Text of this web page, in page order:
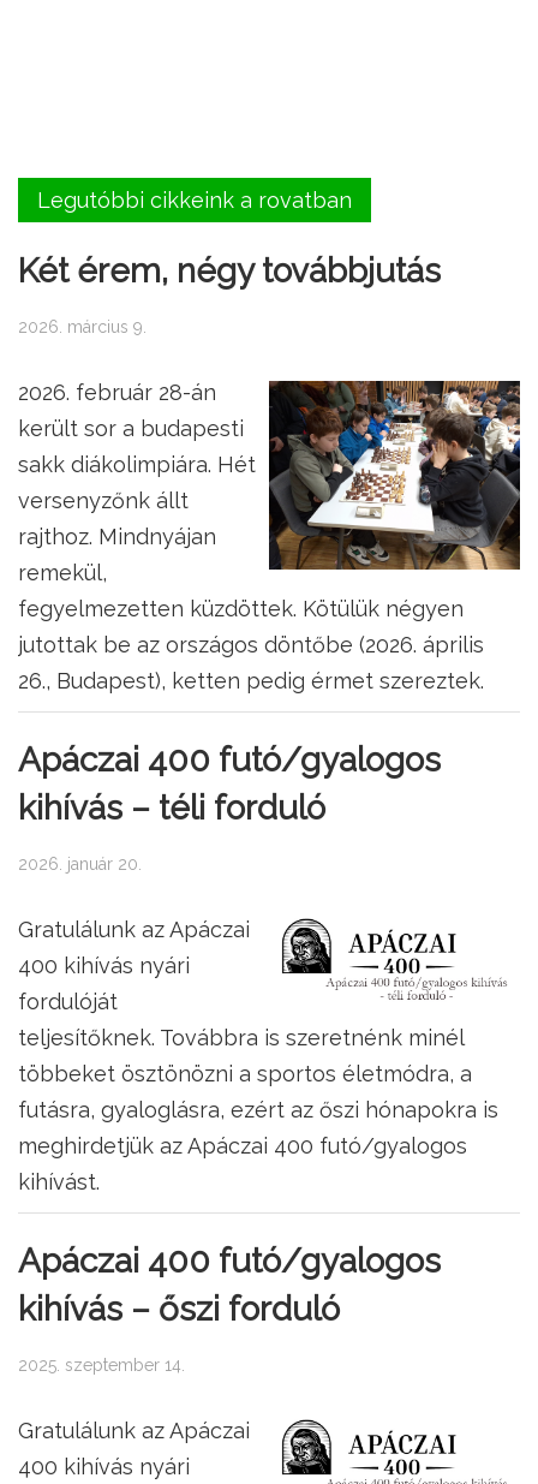
Legutóbbi cikkeink a rovatban
Két érem, négy továbbjutás
2026. március 9.
2026. február 28-án
került sor a budapesti
sakk diákolimpiára. Hét
versenyzőnk állt
rajthoz. Mindnyájan
remekül,
fegyelmezetten küzdöttek. Kötülük négyen
jutottak be az országos döntőbe (2026. április
26., Budapest), ketten pedig érmet szereztek.
Apáczai 400 futó/gyalogos
kihívás – téli forduló
2026. január 20.
Gratulálunk az Apáczai
400 kihívás nyári
fordulóját
teljesítőknek. Továbbra is szeretnénk minél
többeket ösztönözni a sportos életmódra, a
futásra, gyaloglásra, ezért az őszi hónapokra is
meghirdetjük az Apáczai 400 futó/gyalogos
kihívást.
Apáczai 400 futó/gyalogos
kihívás – őszi forduló
2025. szeptember 14.
Gratulálunk az Apáczai
400 kihívás nyári